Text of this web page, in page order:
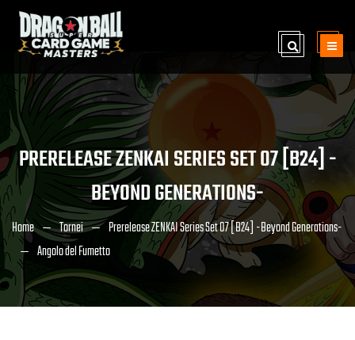
PRERELEASE ZENKAI SERIES SET 07 [B24] -
BEYOND GENERATIONS-
Home Tornei
Prerelease ZENKAI Series Set 07 [B24] -Beyond Generations-
Angolo del Fumetto